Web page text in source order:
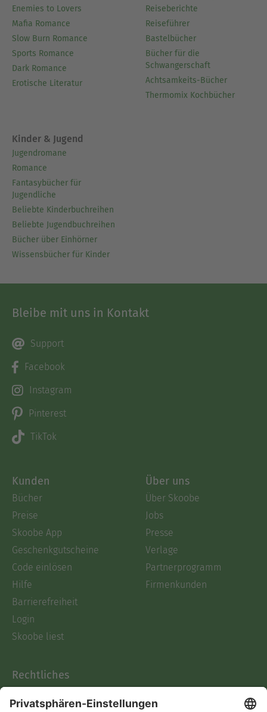
Enemies to Lovers
Mafia Romance
Slow Burn Romance
Sports Romance
Dark Romance
Erotische Literatur
Reiseberichte
Reiseführer
Bastelbücher
Bücher für die
Schwangerschaft
Achtsamkeits-Bücher
Thermomix Kochbücher
Kinder & Jugend
Jugendromane
Romance
Fantasybücher für
Jugendliche
Beliebte Kinderbuchreihen
Beliebte Jugendbuchreihen
Bücher über Einhörner
Wissensbücher für Kinder
Bleibe mit uns in Kontakt
Support
Facebook
Instagram
Pinterest
TikTok
Kunden
Bücher
Preise
Skoobe App
Geschenkgutscheine
Code einlösen
Hilfe
Barrierefreiheit
Login
Skoobe liest
Über uns
Über Skoobe
Jobs
Presse
Verlage
Partnerprogramm
Firmenkunden
Rechtliches
AGB